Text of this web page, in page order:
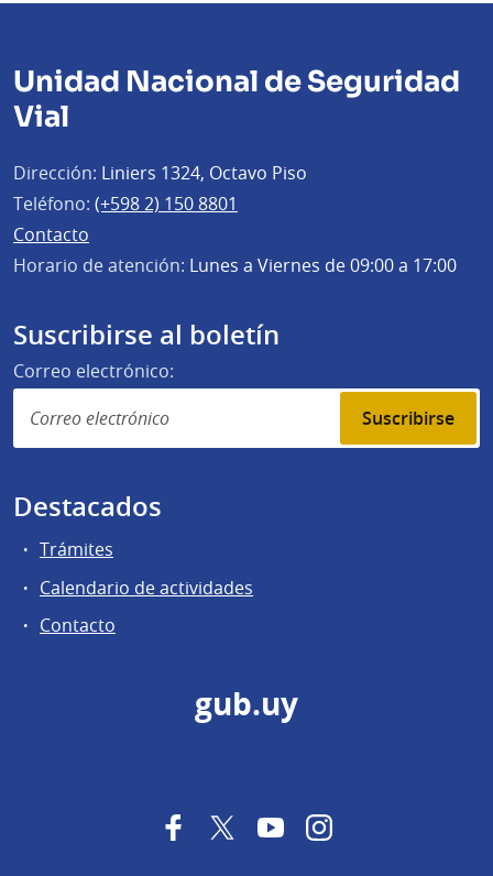
Unidad Nacional de Seguridad
Vial
Dirección: Liniers 1324, Octavo Piso
Teléfono: (+598 2) 150 8801
Contacto
Horario de atención: Lunes a Viernes de 09:00 a 17:00
Suscribirse al boletín
Correo electrónico:
Suscribirse
Destacados
Trámites
Calendario de actividades
Contacto
gub.uy
FacebookTwitterYouTubeInstagram